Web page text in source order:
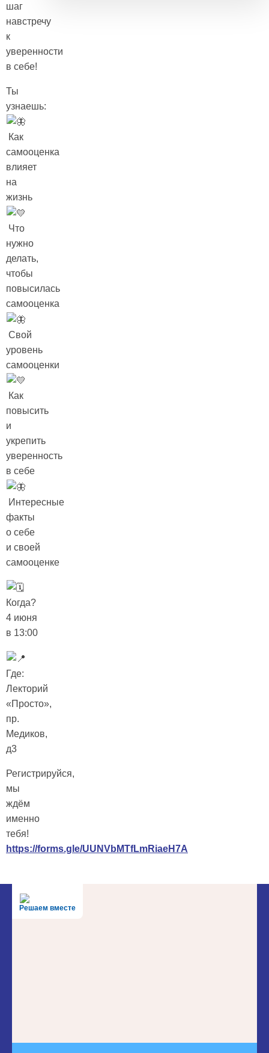
шаг
навстречу
к
уверенности
в себе!
Ты
узнаешь:
Как
самооценка
влияет
на
жизнь
Что
нужно
делать,
чтобы
повысилась
самооценка
Свой
уровень
самооценки
Как
повысить
и
укрепить
уверенность
в себе
Интересные
факты
о себе
и своей
самооценке
Когда?
4 июня
в 13:00
Где:
Лекторий
«Просто»,
пр.
Медиков,
д3
Регистрируйся,
мы
ждём
именно
тебя!
https://forms.gle/UUNVbMTfLmRiaeH7A
Решаем вместе